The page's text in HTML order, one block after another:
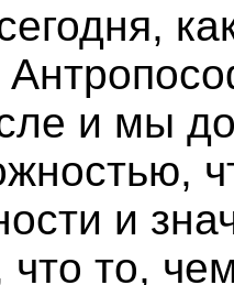
и мы
и
что то,